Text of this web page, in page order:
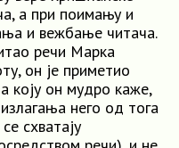
a при поимању и
и вежбање читача.
речи Марка
он је приметио
коју он мудро каже,
него од тога
схватају